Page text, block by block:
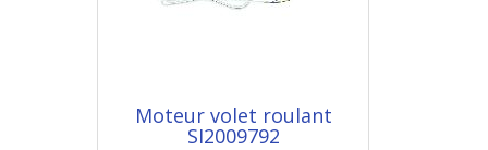
Moteur volet roulant
SI2009792